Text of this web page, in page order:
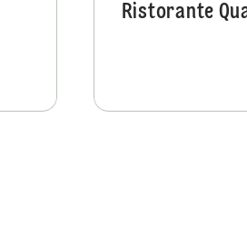
Ristorante